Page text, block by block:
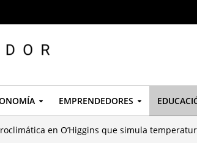
EMPRENDEDORES
en O’Higgins que simula